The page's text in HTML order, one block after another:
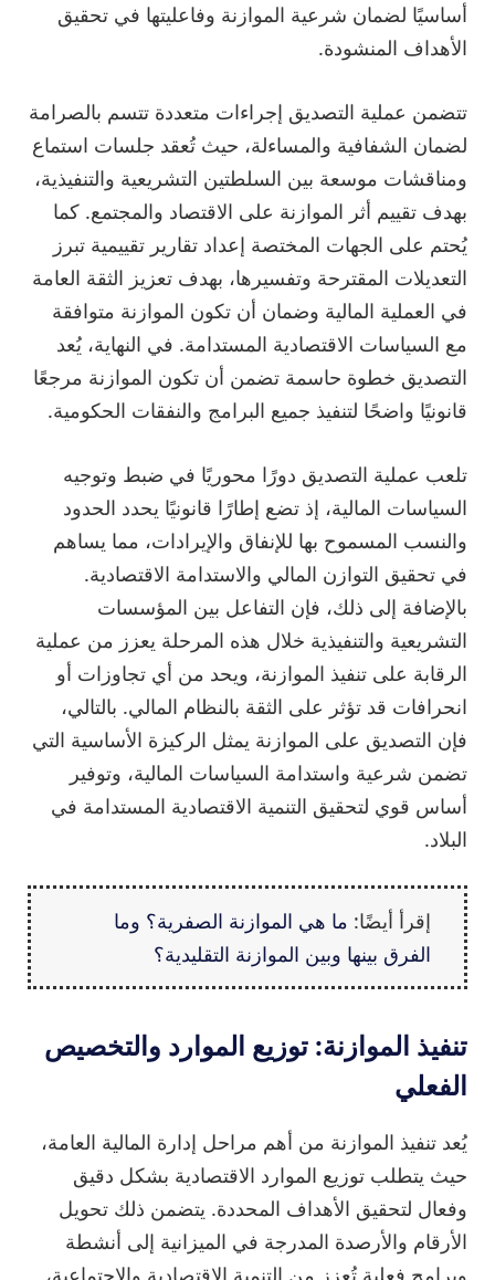
أساسيًا لضمان شرعية الموازنة وفاعليتها في تحقيق
الأهداف المنشودة.
تتضمن عملية التصديق إجراءات متعددة تتسم بالصرامة
لضمان الشفافية والمساءلة، حيث تُعقد جلسات استماع
ومناقشات موسعة بين السلطتين التشريعية والتنفيذية،
بهدف تقييم أثر الموازنة على الاقتصاد والمجتمع. كما
يُحتم على الجهات المختصة إعداد تقارير تقييمية تبرز
التعديلات المقترحة وتفسيرها، بهدف تعزيز الثقة العامة
في العملية المالية وضمان أن تكون الموازنة متوافقة
مع السياسات الاقتصادية المستدامة. في النهاية، يُعد
التصديق خطوة حاسمة تضمن أن تكون الموازنة مرجعًا
قانونيًا واضحًا لتنفيذ جميع البرامج والنفقات الحكومية.
تلعب عملية التصديق دورًا محوريًا في ضبط وتوجيه
السياسات المالية، إذ تضع إطارًا قانونيًا يحدد الحدود
والنسب المسموح بها للإنفاق والإيرادات، مما يساهم
في تحقيق التوازن المالي والاستدامة الاقتصادية.
بالإضافة إلى ذلك، فإن التفاعل بين المؤسسات
التشريعية والتنفيذية خلال هذه المرحلة يعزز من عملية
الرقابة على تنفيذ الموازنة، ويحد من أي تجاوزات أو
انحرافات قد تؤثر على الثقة بالنظام المالي. بالتالي،
فإن التصديق على الموازنة يمثل الركيزة الأساسية التي
تضمن شرعية واستدامة السياسات المالية، وتوفير
أساس قوي لتحقيق التنمية الاقتصادية المستدامة في
البلاد.
إقرأ أيضًا: ما هي الموازنة الصفرية؟ وما
الفرق بينها وبين الموازنة التقليدية؟
تنفيذ الموازنة: توزيع الموارد والتخصيص
الفعلي
يُعد تنفيذ الموازنة من أهم مراحل إدارة المالية العامة،
حيث يتطلب توزيع الموارد الاقتصادية بشكل دقيق
وفعال لتحقيق الأهداف المحددة. يتضمن ذلك تحويل
الأرقام والأرصدة المدرجة في الميزانية إلى أنشطة
وبرامج فعلية تُعزز من التنمية الاقتصادية والاجتماعية،